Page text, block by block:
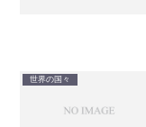
世界の国々